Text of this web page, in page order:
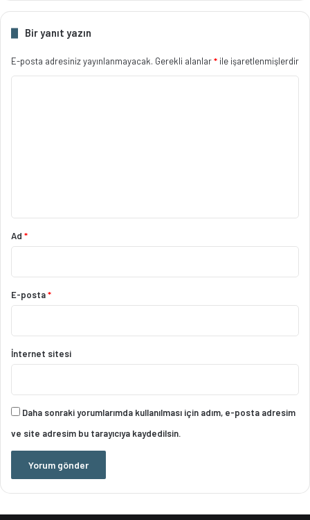
Bir yanıt yazın
E-posta adresiniz yayınlanmayacak. Gerekli alanlar* ile işaretlenmişlerdir
Ad *
E-posta*
İnternet sitesi
Daha sonraki yorumlarımda kullanılması için adım, e-posta adresim
ve site adresim bu tarayıcıya kaydedilsin.